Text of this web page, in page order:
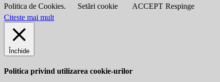
Politica de Cookies.
Setări cookie ACCEPT Respinge
Citeste mai mult
Închide
Politica privind utilizarea cookie-urilor